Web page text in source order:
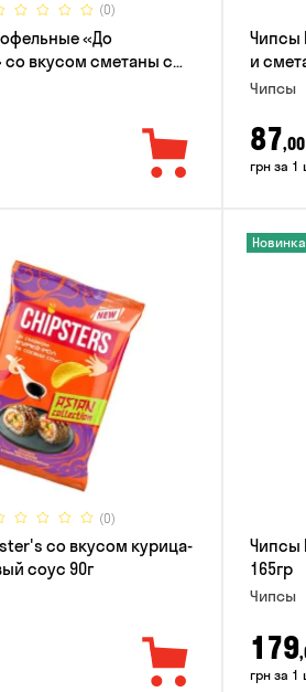
(0)
«До
со вкусом сметаны с
Чипсы
и
Чипсы
87,00
грн за 1
(0)
со вкусом курица-
соус 90г
Новинка
Чипсы
165гр
Чипсы
179
грн за 1